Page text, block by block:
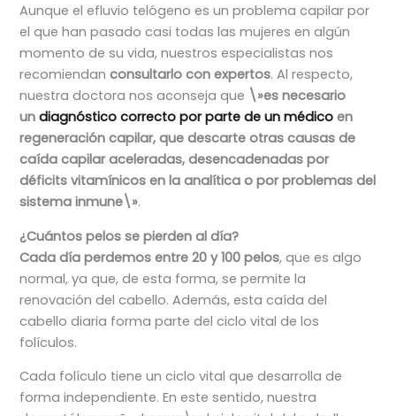
Aunque el efluvio telógeno es un problema capilar por
el que han pasado casi todas las mujeres en algún
momento de su vida, nuestros especialistas nos
recomiendanconsultarlo con expertos. Al respecto,
nuestra doctora nos aconseja que \»es necesario
undiagnóstico correcto por parte de un médico en
regeneración capilar, que descarte otras causas de
caída capilar aceleradas, desencadenadas por
déficits vitamínicos en la analítica o por problemas del
sistema inmune\».
¿Cuántos pelos se pierden al día?
Cada día perdemos entre 20 y 100 pelos, que es algo
normal, ya que, de esta forma, se permite la
renovación del cabello. Además, esta caída del
cabello diaria forma parte del ciclo vital de los
folículos.
Cada folículo tiene un ciclo vital que desarrolla de
forma independiente. En este sentido, nuestra